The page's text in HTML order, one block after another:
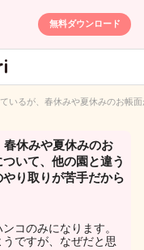
無料ダウンロード
いるが、春休みや夏休みのお帳
休みや夏休みのお
いて、他の園と違う
り取りが苦手だから
コのみになります。
ですが、なぜだと思